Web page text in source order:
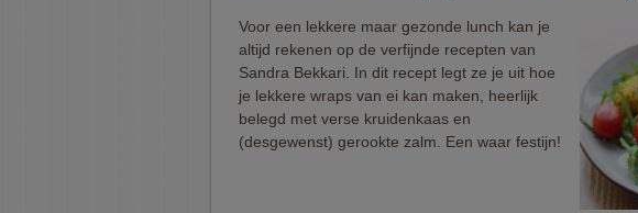
Voor een lekkere maar gezonde lunch kan je
altijd rekenen op de verfijnde recepten van
Sandra Bekkari. In dit recept legt ze je uit hoe
je lekkere wraps van ei kan maken, heerlijk
belegd met verse kruidenkaas en
(desgewenst) gerookte zalm. Een waar festijn!